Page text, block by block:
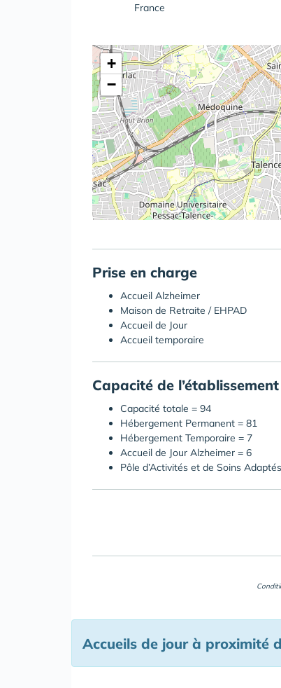
France
+
−
Prise en charge
Accueil Alzheimer
Maison de Retraite / EHPAD
Accueil de Jour
Accueil temporaire
Capacité de l’établissement
Capacité totale = 94
Hébergement Permanent = 81
Hébergement Temporaire = 7
Accueil de Jour Alzheimer = 6
Pôle d’Activités et de Soins
Accueils de jour à proximité